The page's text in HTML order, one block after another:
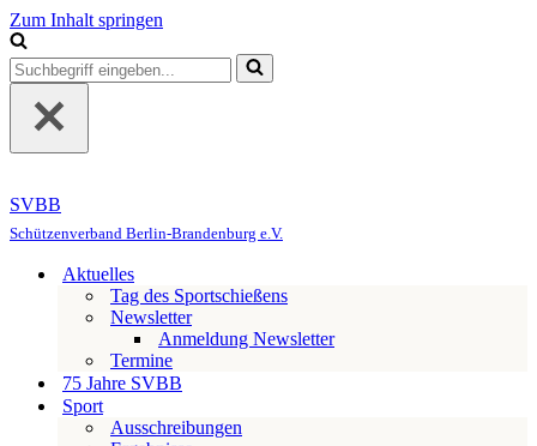
Zum Inhalt springen
Suchen
nach …
SVBB
Schützenverband Berlin-Brandenburg e.V.
Aktuelles
Tag des Sportschießens
Newsletter
Anmeldung Newsletter
Termine
75 Jahre SVBB
Sport
Ausschreibungen